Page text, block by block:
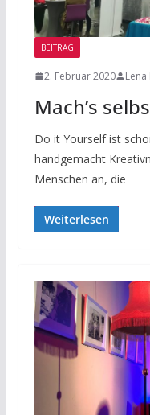
BEITRAG
2. Februar 2020
Mach’s
Do it Yourself ist
handgemacht
Menschen an, die
Weiterlesen